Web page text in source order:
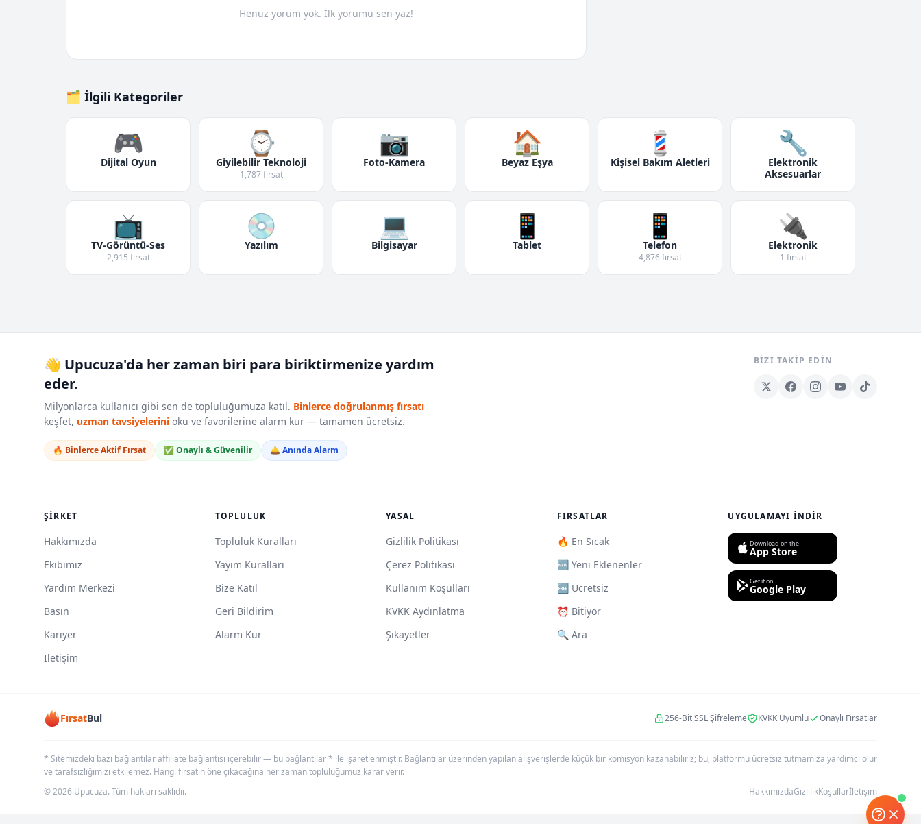
Henüz yorum yok. İlk yorumu sen yaz!
🗂️ İlgili Kategoriler
🎮
Dijital Oyun
⌚
Giyilebilir Teknoloji
1,787 fırsat
📷
Foto-Kamera
🏠
Beyaz Eşya
💈
Kişisel Bakım Aletleri
🔧
Elektronik
Aksesuarlar
📺
TV-Görüntü-Ses
2,915 fırsat
💿
Yazılım
💻
Bilgisayar
📱
Tablet
📱
Telefon
4,876 fırsat
🔌
Elektronik
1 fırsat
👋 Upucuza'da her zaman biri para biriktirmenize yardım
eder.
Milyonlarca kullanıcı gibi sen de topluluğumuza katıl. Binlerce doğrulanmış fırsatı
keşfet, uzman tavsiyelerini oku ve favorilerine alarm kur — tamamen ücretsiz.
🔥 Binlerce Aktif Fırsat ✅ Onaylı & Güvenilir 🛎️ Anında Alarm
BIZI TAKIP EDIN
ŞIRKET
Hakkımızda
Ekibimiz
Yardım Merkezi
Basın
Kariyer
İletişim
TOPLULUK
Topluluk Kuralları
Yayım Kuralları
Bize Katıl
Geri Bildirim
Alarm Kur
YASAL
Gizlilik Politikası
Çerez Politikası
Kullanım Koşulları
KVKK Aydınlatma
Şikayetler
FIRSATLAR
🔥 En Sıcak
🆕 Yeni Eklenenler
🆓 Ücretsiz
⏰ Bitiyor
🔍 Ara
UYGULAMAYI İNDIR
Download on the
App Store
Get it on
Google Play
FırsatBul 256-Bit SSL Şifreleme KVKK Uyumlu Onaylı Fırsatlar
* Sitemizdeki bazı bağlantılar affiliate bağlantısı içerebilir — bu bağlantılar * ile işaretlenmiştir. Bağlantılar üzerinden yapılan alışverişlerde küçük bir komisyon kazanabiliriz; bu, platformu ücretsiz tutmamıza yardımcı olur
ve tarafsızlığımızı etkilemez. Hangi fırsatın öne çıkacağına her zaman topluluğumuz karar verir.
© 2026 Upucuza. Tüm hakları saklıdır.
HakkımızdaGizlilikKoşullarİletişim